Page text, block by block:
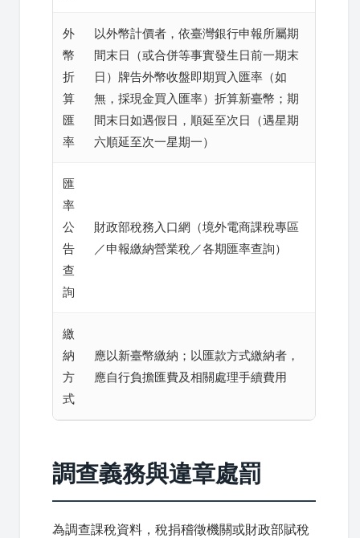
外
幣
折
算
匯
率
以外幣計價者，依臺灣銀行申報所屬期
間末日（或合併等事實發生日前一期末
日）牌告外幣收盤即期買入匯率（如
無，採現金買入匯率）折算新臺幣；期
間末日如遇假日，順延至次日（遇星期
六順延至次一星期一）
匯
率
公
告
查
詢
財政部稅務入口網（境外電商課稅專區
／申報繳納營業稅／各期匯率查詢）
繳
納
方
式
應以新臺幣繳納；以匯款方式繳納者，
應自行負擔匯費及相關處理手續費用
調查義務與違章處罰
為調查課稅資料，稅捐稽徵機關或財政部賦稅